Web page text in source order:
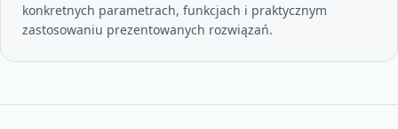
konkretnych parametrach, funkcjach i praktycznym
zastosowaniu prezentowanych rozwiązań.